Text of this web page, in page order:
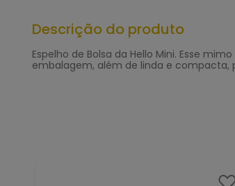
Descrição do produto
Espelho de Bolsa da Hello Mini. Esse
embalagem, além de linda e